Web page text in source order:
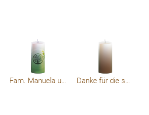
Fam. Manuela und Franz Haimberger Danke für die schöne gemeinsame Zeit